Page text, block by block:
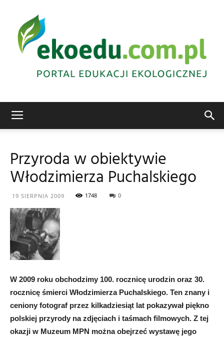
ekologiczna
Przyroda w obiektywie
Włodzimierza Puchalskiego
19 SIERPNIA 2009 1748 0
W 2009 roku obchodzimy 100. rocznicę urodzin oraz 30.
rocznicę śmierci Włodzimierza Puchalskiego. Ten znany i
ceniony fotograf przez kilkadziesiąt lat pokazywał piękno
polskiej przyrody na zdjęciach i taśmach filmowych. Z tej
okazji w Muzeum MPN można obejrzeć wystawę jego